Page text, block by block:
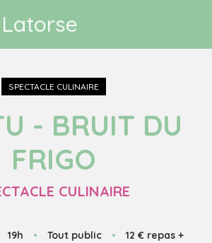
SPECTACLE CULINAIRE
- BRUIT DU
FRIGO
CULINAIRE
19h • Tout public •
12 € repas +